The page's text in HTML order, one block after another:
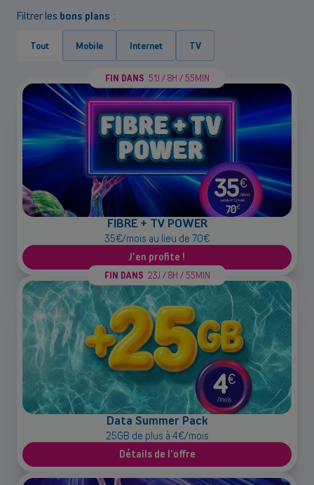
Filtrer les bons plans :
Tout Mobile Internet TV
FIN DANS 51J / 8H / 55MIN
FIBRE + TV POWER
35€/mois au lieu de 70€
J'en profite !
FIN DANS 23J / 8H / 55MIN
Data Summer Pack
25GB de plus à 4€/mois
Détails de l'offre